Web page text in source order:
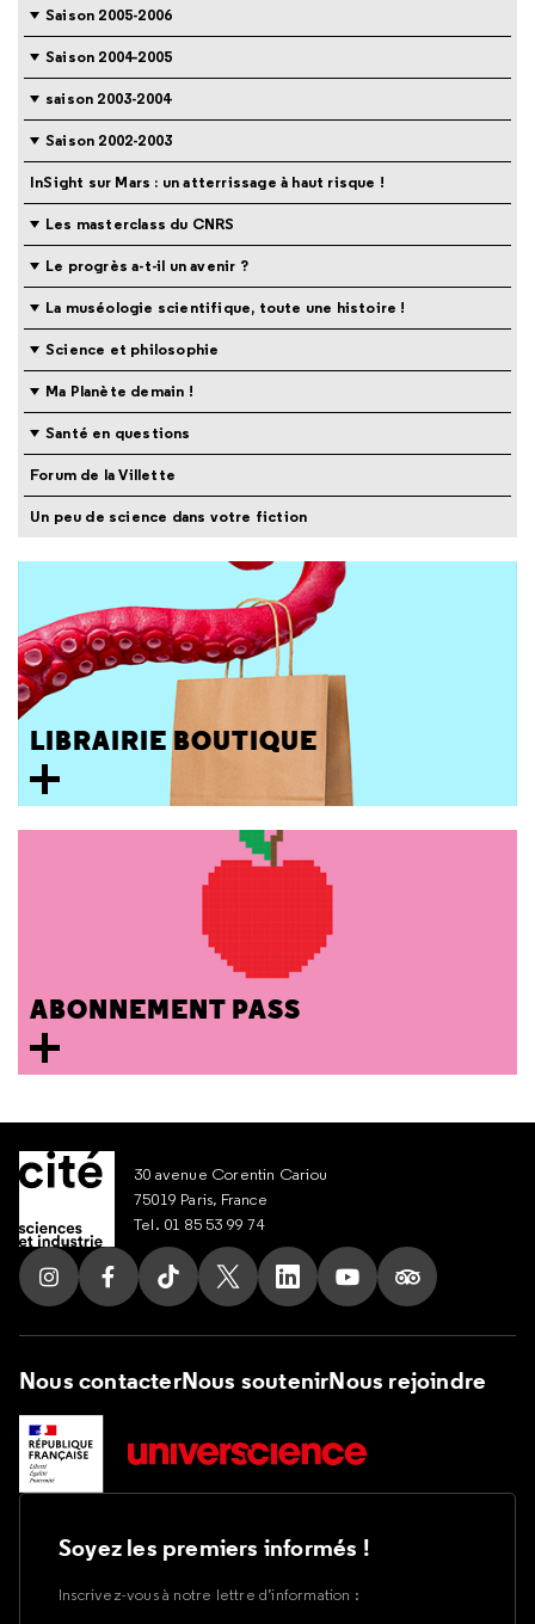
Saison 2005-2006
Saison 2004-2005
saison 2003-2004
Saison 2002-2003
InSight sur Mars : un atterrissage à haut risque !
Les masterclass du CNRS
Le progrès a-t-il un avenir ?
La muséologie scientifique, toute une histoire !
Science et philosophie
Ma Planète demain !
Santé en questions
Forum de la Villette
Un peu de science dans votre fiction
LIBRAIRIE BOUTIQUE
ABONNEMENT PASS
30 avenue Corentin Cariou
75019 Paris, France
Tel. 01 85 53 99 74
Suivez nous sur Instagram
Suivez nous sur Facebook
Suivez nous sur Tik Tok
Suivez nous sur X
Suivez nous sur LinkedIn
Suivez nous sur
Suivez nous
Nous contacterNous soutenirNous rejoindre
Soyez les premiers informés !
Inscrivez-vous à notre lettre d’information :